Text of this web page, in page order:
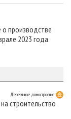
производстве
2023 года
Деревянное домостроение
строительство